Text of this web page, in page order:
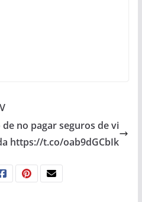
no pagar seguros de vi
https://t.co/oab9dGCbIk